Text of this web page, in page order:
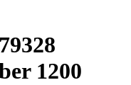
1200